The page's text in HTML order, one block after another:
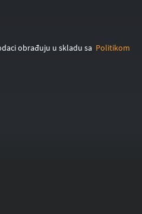
obrađuju u skladu sa Politikom